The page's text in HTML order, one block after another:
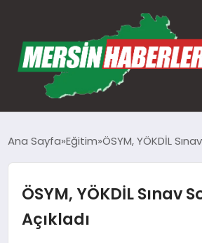
GÜNDEM
EKONOMI
Ana Sayfa Eğitim ÖSYM, YÖKDİL
ÖSYM, YÖKDİL Sınav
Açıkladı